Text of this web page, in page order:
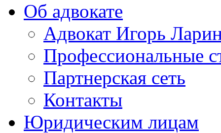
Об адвокате
Адвокат Игорь
Профессиональные
Партнерская сеть
Контакты
Юридическим лицам